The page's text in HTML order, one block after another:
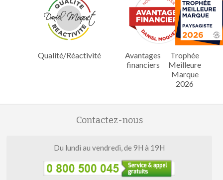
Qualité/Réactivité
Avantages
financiers
Trophée
Meilleure
Marque
2026
Contactez-nous
Du lundi au vendredi, de 9H à 19H